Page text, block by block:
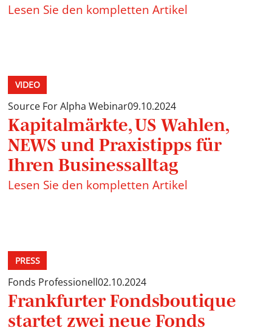
Lesen Sie den kompletten Artikel
VIDEO
Source For Alpha Webinar09.10.2024
Kapitalmärkte, US Wahlen,
NEWS und Praxistipps für
Ihren Businessalltag
Lesen Sie den kompletten Artikel
PRESS
Fonds Professionell02.10.2024
Frankfurter Fondsboutique
startet zwei neue Fonds